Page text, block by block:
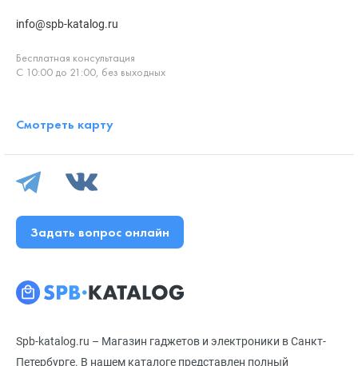
Spb-katalog.ru – Магазин гаджетов и электроники в Санкт-
Петербурге. В нашем каталоге представлен полный
info@spb-katalog.ru
Бесплатная консультация
С 10:00 до 21:00, без выходных
Смотреть карту
Задать вопрос онлайн